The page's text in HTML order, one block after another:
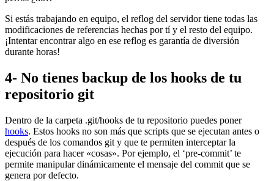
Si estás trabajando en equipo, el reflog del servidor tiene todas las
modificaciones de referencias hechas por tí y el resto del equipo.
¡Intentar encontrar algo en ese reflog es garantía de diversión
durante horas!
4- No tienes backup de los hooks de tu
repositorio git
Dentro de la carpeta .git/hooks de tu repositorio puedes poner
hooks. Estos hooks no son más que scripts que se ejecutan antes o
después de los comandos git y que te permiten interceptar la
ejecución para hacer «cosas». Por ejemplo, el ‘pre-commit’ te
permite manipular dinámicamente el mensaje del commit que se
genera por defecto.